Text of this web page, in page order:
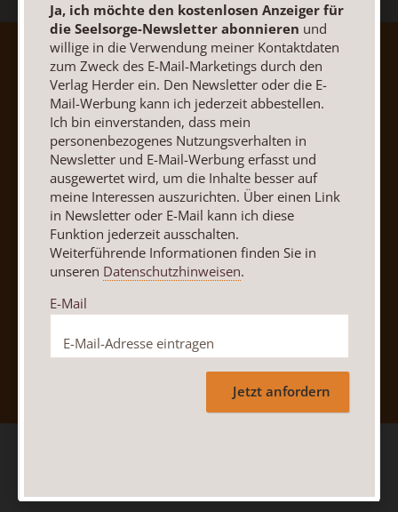
AGB und Widerrufsbelehrung
Datenschutz
Barrierefreiheit
Impressum
Vertrag widerrufen Abo online kündigen
Nach oben
Ja, ich möchte den kostenlosen Anzeiger für
die Seelsorge-Newsletter abonnieren und
willige in die Verwendung meiner Kontaktdaten
zum Zweck des E-Mail-Marketings durch den
Verlag Herder ein. Den Newsletter oder die E-
Mail-Werbung kann ich jederzeit abbestellen.
Ich bin einverstanden, dass mein
personenbezogenes Nutzungsverhalten in
Newsletter und E-Mail-Werbung erfasst und
ausgewertet wird, um die Inhalte besser auf
meine Interessen auszurichten. Über einen Link
in Newsletter oder E-Mail kann ich diese
Funktion jederzeit ausschalten.
Weiterführende Informationen finden Sie in
unseren Datenschutzhinweisen.
E-Mail
Jetzt anfordern